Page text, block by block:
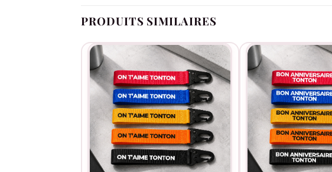
PRODUITS SIMILAIRES